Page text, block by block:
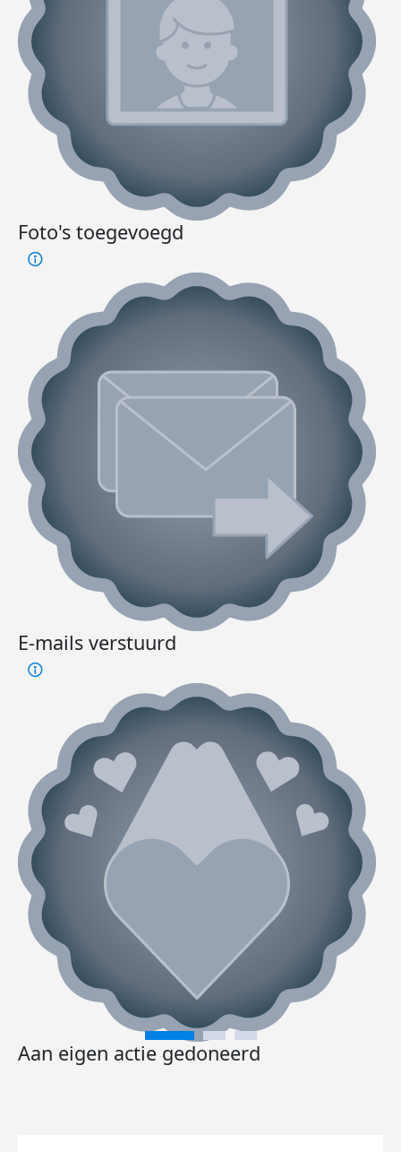
Foto's toegevoegd
E-mails verstuurd
Aan eigen actie gedoneerd